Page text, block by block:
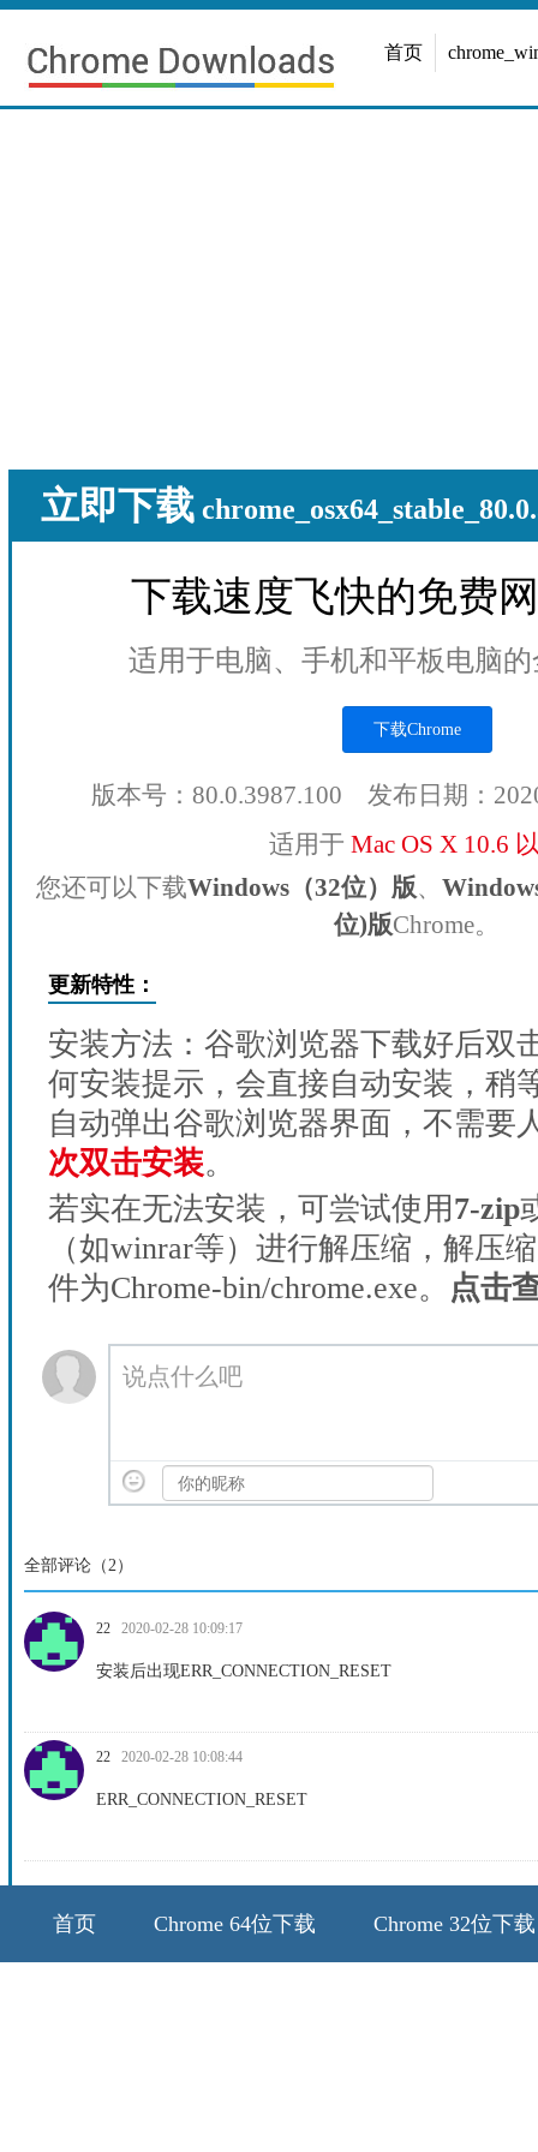
首页
立即下载
下载速度飞快的免费
适用于电脑、手机和平板电脑
下载Chrome
版本号：80.0.3987.100 发布日期：
适用于 Mac OS X 10.6
您还可以下载Windows（32位）版、
位)版Chrome。
更新特性：
安装方法：谷歌浏览器下载好后双
何安装提示，会直接自动安装，稍
自动弹出谷歌浏览器界面，不需要
次双击安装。
若实在无法安装，可尝试使用7-zip
（如winrar等）进行解压缩，解压
件为Chrome-bin/chrome.exe。
点击
说点什么吧
全部评论（2）
22 2020-02-28 10:09:17
安装后出现ERR_CONNECTION_RESET
22 2020-02-28 10:08:44
ERR_CONNECTION_RESET
首页 Chrome 64位下载 Chrome 32位下载